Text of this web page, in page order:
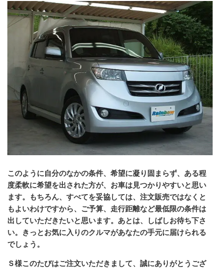
このように自分のなかの条件、希望に凝り固まらず、ある程
度柔軟に希望を出された方が、お車は見つかりやすいと思い
ます。もちろん、すべてを妥協しては、注文販売ではなくと
もよいわけですから、ご予算、走行距離など最低限の条件は
出していただきたいと思います。あとは、しばしお待ち下さ
い。きっとお気に入りのクルマがあなたの手元に届けられる
でしょう。
Ｓ様このたびはご注文いただきまして、誠にありがとうござ